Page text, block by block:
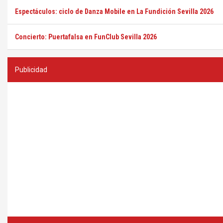
Espectáculos: ciclo de Danza Mobile en La Fundición Sevilla 2026
Concierto: Puertafalsa en FunClub Sevilla 2026
Publicidad